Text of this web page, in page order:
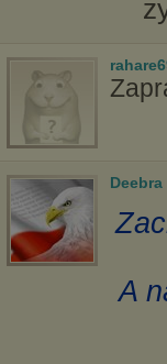
Deebra
A